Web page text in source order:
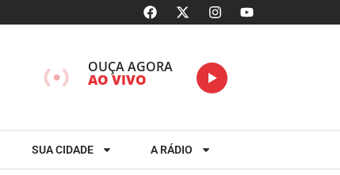
OUÇA AGORA
AO VIVO
SUA CIDADE A RÁDIO